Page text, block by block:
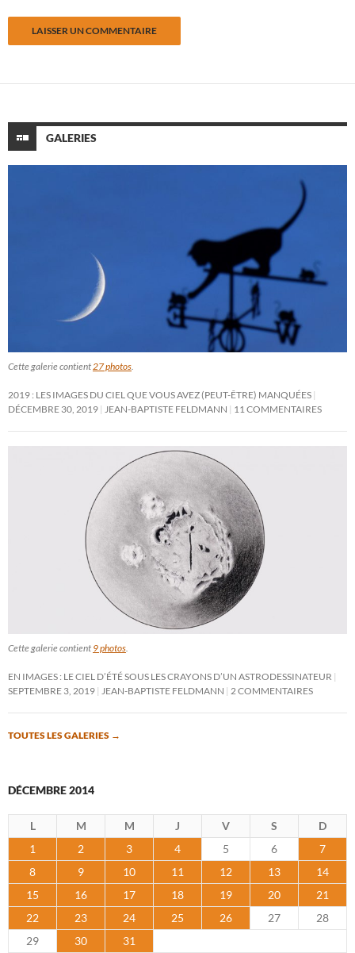
GALERIES
Cette galerie contient27 photos.
2019 : LES IMAGES DU CIEL QUE VOUS AVEZ (PEUT-ÊTRE) MANQUÉES
DÉCEMBRE 30, 2019 JEAN-BAPTISTE FELDMANN 11 COMMENTAIRES
Cette galerie contient 9 photos.
EN IMAGES : LE CIEL D’ÉTÉ SOUS LES CRAYONS D’UN ASTRODESSINATEUR
SEPTEMBRE 3, 2019 JEAN-BAPTISTE FELDMANN 2 COMMENTAIRES
TOUTES LES GALERIES →
DÉCEMBRE 2014
L M M J V S
D
1
2 3 4 5 6
7
8
9 10 11 12 13
14
15
16 17 18 19 20
21
22
23 24 25 26 27
28
29
30 31